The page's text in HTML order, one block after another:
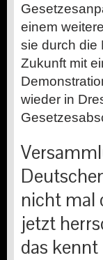
einem
sie durch die
Zukunft mit
wieder in
nicht mal
jetzt
das